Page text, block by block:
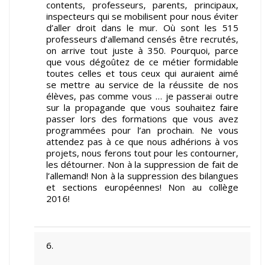
contents, professeurs, parents, principaux,
inspecteurs qui se mobilisent pour nous éviter
d’aller droit dans le mur. Où sont les 515
professeurs d’allemand censés être recrutés,
on arrive tout juste à 350. Pourquoi, parce
que vous dégoûtez de ce métier formidable
toutes celles et tous ceux qui auraient aimé
se mettre au service de la réussite de nos
élèves, pas comme vous … je passerai outre
sur la propagande que vous souhaitez faire
passer lors des formations que vous avez
programmées pour l’an prochain. Ne vous
attendez pas à ce que nous adhérions à vos
projets, nous ferons tout pour les contourner,
les détourner. Non à la suppression de fait de
l’allemand! Non à la suppression des bilangues
et sections européennes! Non au collège
2016!